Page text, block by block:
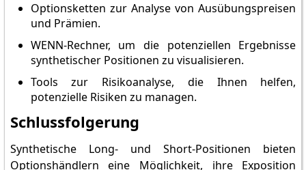
Optionsketten zur Analyse von Ausübungspreisen
und Prämien.
WENN-Rechner, um die potenziellen Ergebnisse
synthetischer Positionen zu visualisieren.
Tools zur Risikoanalyse, die Ihnen helfen,
potenzielle Risiken zu managen.
Schlussfolgerung
Synthetische Long- und Short-Positionen bieten
Optionshändlern eine Möglichkeit, ihre Exposition